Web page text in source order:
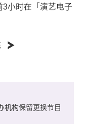
小时在「演艺电子
机构保留更换节目